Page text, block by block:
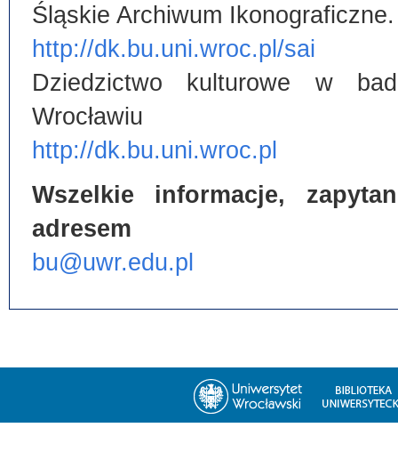
Śląskie Archiwum Ikonograficzne.
http://dk.bu.uni.wroc.pl/sai
Dziedzictwo kulturowe w
Wrocławiu
http://dk.bu.uni.wroc.pl
Wszelkie informacje,
adresem
bu@uwr.edu.pl